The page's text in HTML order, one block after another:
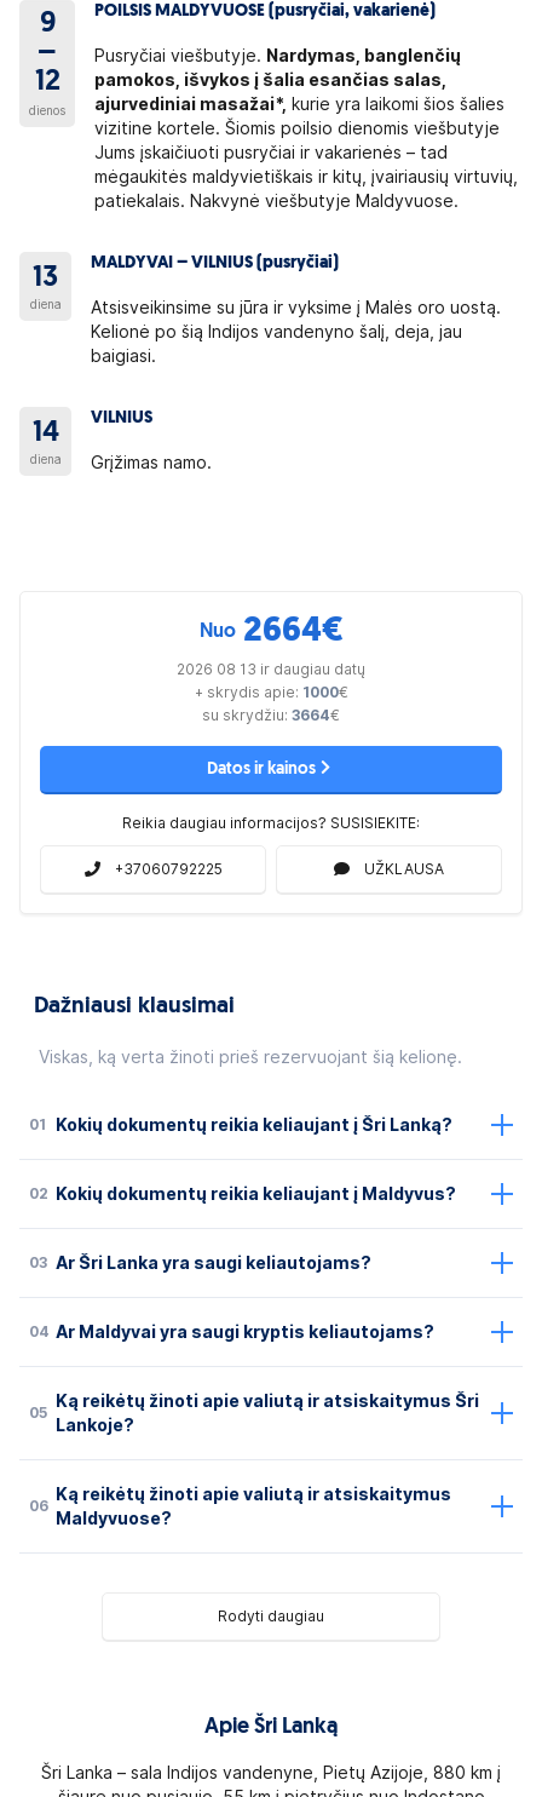
9
–
12
dienos
POILSIS MALDYVUOSE (pusryčiai, vakarienė)
Pusryčiai viešbutyje. Nardymas, banglenčių
pamokos, išvykos į šalia esančias salas,
ajurvediniai masažai*, kurie yra laikomi šios šalies
vizitine kortele. Šiomis poilsio dienomis viešbutyje
Jums įskaičiuoti pusryčiai ir vakarienės – tad
mėgaukitės maldyvietiškais ir kitų, įvairiausių virtuvių,
patiekalais. Nakvynė viešbutyje Maldyvuose.
13
diena
MALDYVAI – VILNIUS (pusryčiai)
Atsisveikinsime su jūra ir vyksime į Malės oro uostą.
Kelionė po šią Indijos vandenyno šalį, deja, jau
baigiasi.
14
diena
VILNIUS
Grįžimas namo.
Nuo 2664€
2026 08 13 ir daugiau datų
+ skrydis apie: 1000€
su skrydžiu: 3664€
Datos ir kainos
Reikia daugiau informacijos? SUSISIEKITE:
+37060792225 UŽKLAUSA
Dažniausi klausimai
Viskas, ką verta žinoti prieš rezervuojant šią kelionę.
01 Kokių dokumentų reikia keliaujant į Šri Lanką?
02 Kokių dokumentų reikia keliaujant į Maldyvus?
03 Ar Šri Lanka yra saugi keliautojams?
04 Ar Maldyvai yra saugi kryptis keliautojams?
05
Ką reikėtų žinoti apie valiutą ir atsiskaitymus Šri
Lankoje?
06
Ką reikėtų žinoti apie valiutą ir atsiskaitymus
Maldyvuose?
Rodyti daugiau
Apie Šri Lanką
Šri Lanka – sala Indijos vandenyne, Pietų Azijoje, 880 km į